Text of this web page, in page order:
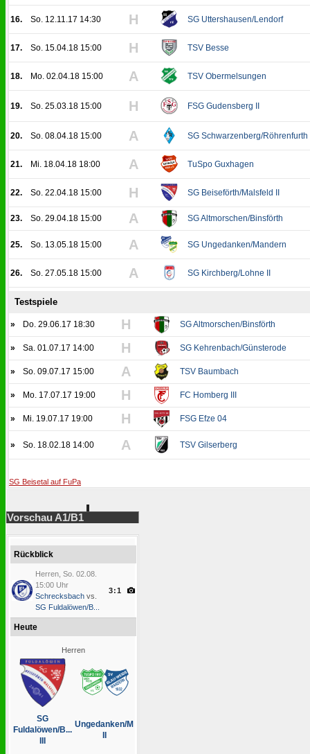
16. So. 12.11.17 14:30 H SG Uttershausen/Lendorf
17. So. 15.04.18 15:00 H TSV Besse
18. Mo. 02.04.18 15:00 A TSV Obermelsungen
19. So. 25.03.18 15:00 H FSG Gudensberg II
20. So. 08.04.18 15:00 A SG Schwarzenberg/Röhrenfurth
21. Mi. 18.04.18 18:00 A TuSpo Guxhagen
22. So. 22.04.18 15:00 H SG Beiseförth/Malsfeld II
23. So. 29.04.18 15:00 A SG Altmorschen/Binsförth
25. So. 13.05.18 15:00 A SG Ungedanken/Mandern
26. So. 27.05.18 15:00 A SG Kirchberg/Lohne II
Testspiele
» Do. 29.06.17 18:30 H SG Altmorschen/Binsförth
» Sa. 01.07.17 14:00 H SG Kehrenbach/Günsterode
» So. 09.07.17 15:00 A TSV Baumbach
» Mo. 17.07.17 19:00 H FC Homberg III
» Mi. 19.07.17 19:00 H FSG Efze 04
» So. 18.02.18 14:00 A TSV Gilserberg
SG Beisetal auf FuPa
Vorschau A1/B1
Rückblick
Herren, So. 02.08.
15:00 Uhr
Schrecksbach vs.
SG Fuldalöwen/B...
3:1
Heute
Herren
SG
Fuldalöwen/B...
III
Ungedanken/M
II